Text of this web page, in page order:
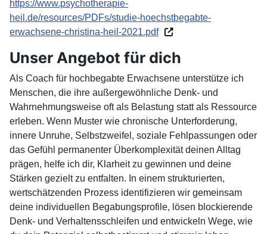
https://www.psychotherapie-
heil.de/resources/PDFs/studie-hoechstbegabte-
erwachsene-christina-heil-2021.pdf
Unser Angebot für dich
Als Coach für hochbegabte Erwachsene unterstütze ich
Menschen, die ihre außergewöhnliche Denk- und
Wahrnehmungsweise oft als Belastung statt als Ressource
erleben. Wenn Muster wie chronische Unterforderung,
innere Unruhe, Selbstzweifel, soziale Fehlpassungen oder
das Gefühl permanenter Überkomplexität deinen Alltag
prägen, helfe ich dir, Klarheit zu gewinnen und deine
Stärken gezielt zu entfalten. In einem strukturierten,
wertschätzenden Prozess identifizieren wir gemeinsam
deine individuellen Begabungsprofile, lösen blockierende
Denk- und Verhaltensschleifen und entwickeln Wege, wie